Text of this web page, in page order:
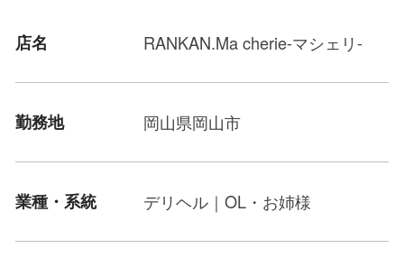
店名 RANKAN.Ma cherie-マシェリ-
勤務地 岡山県岡山市
業種・系統 デリヘル｜OL・お姉様